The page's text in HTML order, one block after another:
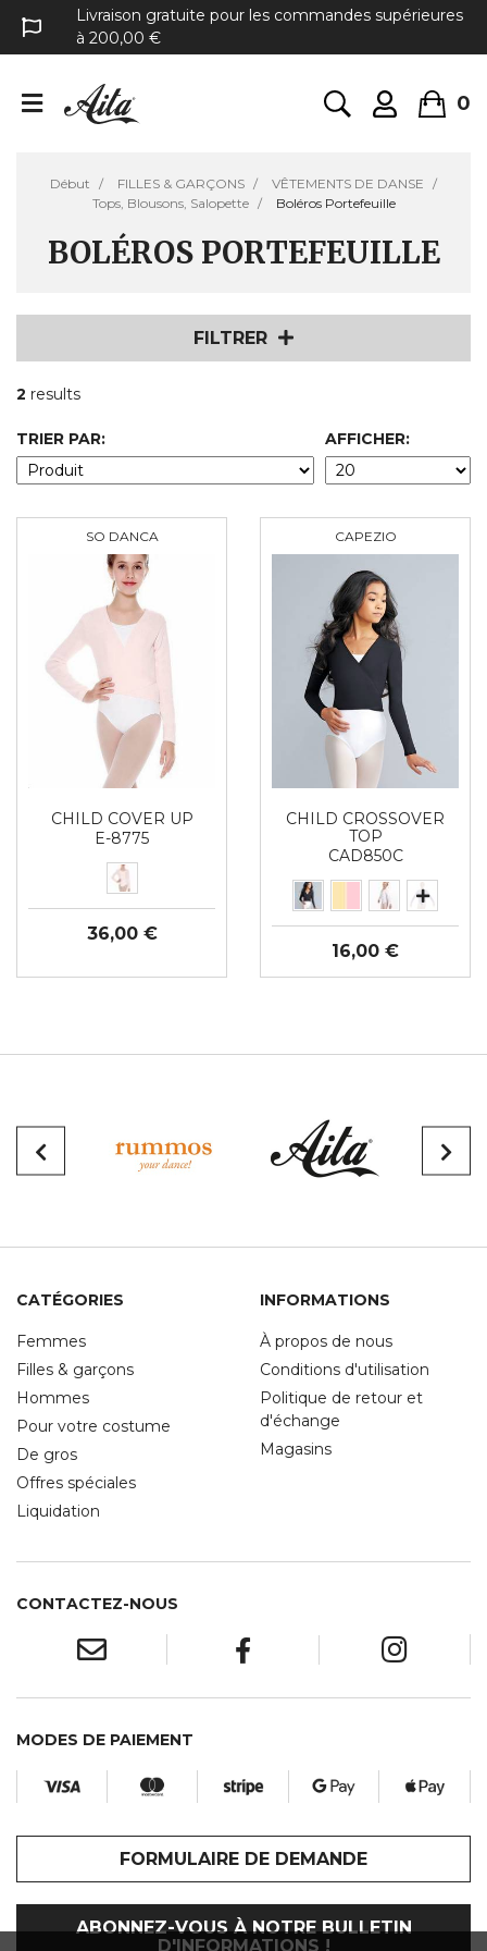
Livraison gratuite pour les commandes supérieures
à 200,00 €
0
Début FILLES & GARÇONS
VÊTEMENTS DE DANSE
Tops, Blousons, Salopette
Boléros Portefeuille
BOLÉROS PORTEFEUILLE
FILTRER
2 results
TRIER PAR: AFFICHER:
SO DANCA
CHILD COVER UP
E-8775
36,00 €
CAPEZIO
CHILD CROSSOVER
TOP
CAD850C
16,00 €
CATÉGORIES
Femmes
Filles & garçons
Hommes
Pour votre costume
De gros
Offres spéciales
Liquidation
INFORMATIONS
À propos de nous
Conditions d'utilisation
Politique de retour et
d'échange
Magasins
CONTACTEZ-NOUS
MODES DE PAIEMENT
FORMULAIRE DE DEMANDE
ABONNEZ-VOUS À NOTRE BULLETIN
D'INFORMATIONS !